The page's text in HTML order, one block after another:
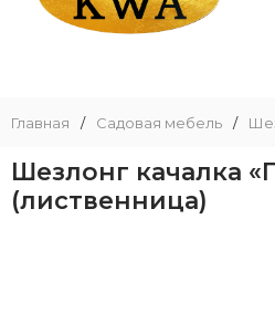
Главная / Садовая мебель /
Шезлонг качалка
(лиственница)